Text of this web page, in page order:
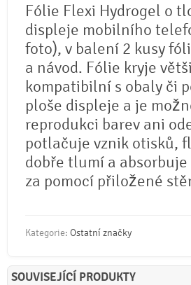
Fólie Flexi Hydrogel o
displeje mobilního
foto), v balení 2 kusy
a návod. Fólie kryje
kompatibilní s obaly či
ploše displeje a je
reprodukci barev ani
potlačuje vznik otisků,
dobře tlumí a
za pomocí přiložené
Kategorie: Ostatní značky
SOUVISEJÍCÍ PRODUKTY